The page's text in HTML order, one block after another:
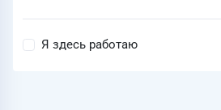
Я здесь работаю